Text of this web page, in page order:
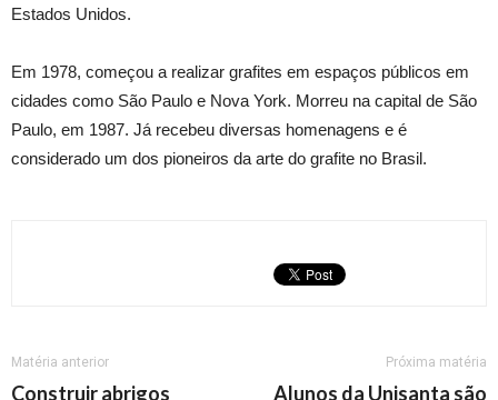
Estados Unidos.
Em 1978, começou a realizar grafites em espaços públicos em
cidades como São Paulo e Nova York. Morreu na capital de São
Paulo, em 1987. Já recebeu diversas homenagens e é
considerado um dos pioneiros da arte do grafite no Brasil.
Matéria anterior
Construir abrigos
Próxima matéria
Alunos da Unisanta são